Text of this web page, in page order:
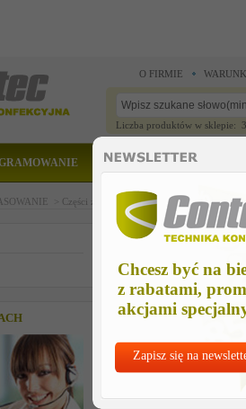
Chcesz być na
z rabatami,
akcjami
Zapisz się na
O FIRMIE
Liczba produktów w sklepie:
CZĘŚCI
> Części zamienne >Części zamienne >
kontakt